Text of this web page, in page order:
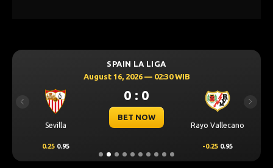
SPAIN LA LIGA
August 16, 2026 — 02:30 WIB
Sevilla
0 : 0
BET NOW
Rayo Vallecano
0.25 0.95 -0.25 0.95
Previous Next